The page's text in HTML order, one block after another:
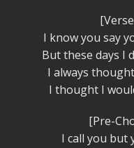
I know you say
But these days I
I always
I thought I
[Pre-
I call you but